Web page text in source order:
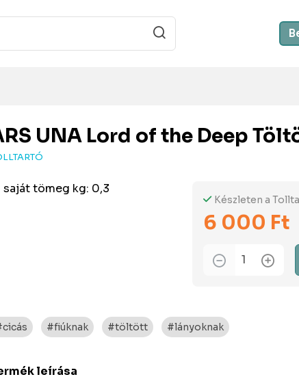
UNA Lord of the Deep
saját tömeg kg: 0,3
Készleten a
6 000 Ft
#fiúknak #töltött #lányoknak
leírása